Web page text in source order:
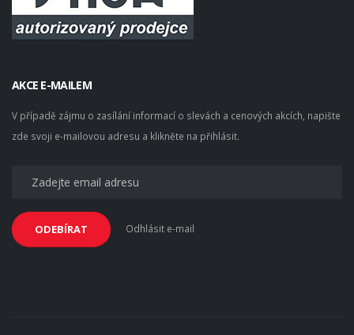
AKCE E-MAILEM
V případě zájmu o zasílání informací o slevách a cenových akcích, napište
zde svoji e-mailovou adresu a klikněte na přihlásit.
ODEBÍRAT Odhlásit e-mail